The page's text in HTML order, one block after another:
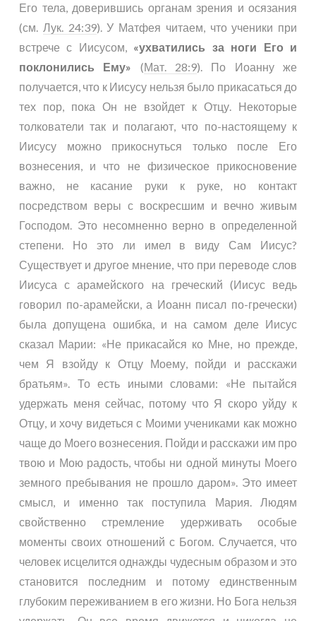
Его тела, доверившись органам зрения и осязания
(см. Лук. 24:39). У Матфея читаем, что ученики при
встрече с Иисусом, «ухватились за ноги Его и
поклонились Ему» (Мат. 28:9). По Иоанну же
получается, что к Иисусу нельзя было прикасаться до
тех пор, пока Он не взойдет к Отцу. Некоторые
толкователи так и полагают, что по-настоящему к
Иисусу можно прикоснуться только после Его
вознесения, и что не физическое прикосновение
важно, не касание руки к руке, но контакт
посредством веры с воскресшим и вечно живым
Господом. Это несомненно верно в определенной
степени. Но это ли имел в виду Сам Иисус?
Существует и другое мнение, что при переводе слов
Иисуса с арамейского на греческий (Иисус ведь
говорил по-арамейски, а Иоанн писал по-гречески)
была допущена ошибка, и на самом деле Иисус
сказал Марии: «Не прикасайся ко Мне, но прежде,
чем Я взойду к Отцу Моему, пойди и расскажи
братьям». То есть иными словами: «Не пытайся
удержать меня сейчас, потому что Я скоро уйду к
Отцу, и хочу видеться с Моими учениками как можно
чаще до Моего вознесения. Пойди и расскажи им про
твою и Мою радость, чтобы ни одной минуты Моего
земного пребывания не прошло даром». Это имеет
смысл, и именно так поступила Мария. Людям
свойственно стремление удерживать особые
моменты своих отношений с Богом. Случается, что
человек исцелится однажды чудесным образом и это
становится последним и потому единственным
глубоким переживанием в его жизни. Но Бога нельзя